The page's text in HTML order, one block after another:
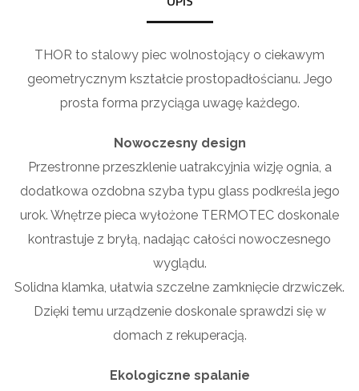
THOR to stalowy piec wolnostojący o ciekawym
geometrycznym kształcie prostopadłościanu. Jego
prosta forma przyciąga uwagę każdego.
Nowoczesny design
Przestronne przeszklenie uatrakcyjnia wizję ognia, a
dodatkowa ozdobna szyba typu glass podkreśla jego
urok. Wnętrze pieca wyłożone TERMOTEC doskonale
kontrastuje z bryłą, nadając całości nowoczesnego
wyglądu.
Solidna klamka, ułatwia szczelne zamknięcie drzwiczek.
Dzięki temu urządzenie doskonale sprawdzi się w
domach z rekuperacją.
Ekologiczne spalanie